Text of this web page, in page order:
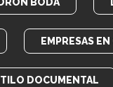
EMPRESAS
DOCUMENTAL